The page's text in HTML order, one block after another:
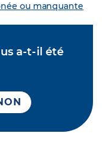
ou manquante
a-t-il été